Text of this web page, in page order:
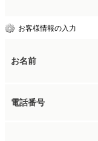
お客様情報の入力
お名前
電話番号